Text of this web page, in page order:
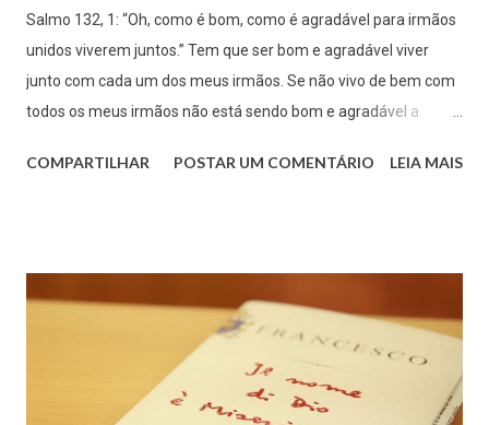
Salmo 132, 1: “Oh, como é bom, como é agradável para irmãos
unidos viverem juntos.” Tem que ser bom e agradável viver
junto com cada um dos meus irmãos. Se não vivo de bem com
todos os meus irmãos não está sendo bom e agradável a
meu irmão”, pois viver eu o posso fazer até com quem eu não
mas em um sentido existencial. Meu irmão me ajuda a viver e
vivo com o meu irmão e por ele! É na convivência que
aprendemos a tolerar o nosso irmão. Quem é intolerante com
seu irmão apenas usufrui daquilo que ele tem de bom e logo o
descarta ou o deixa “funcionando”, como uma máquina em
COMPARTILHAR POSTAR UM COMENTÁRIO LEIA MAIS